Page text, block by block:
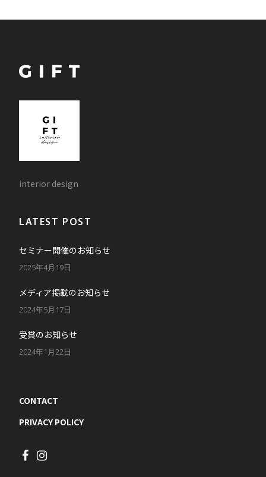
interior design
LATEST POST
セミナー開催のお知らせ
2025年4月19日
メディア掲載のお知らせ
2024年5月17日
受賞のお知らせ
2024年1月22日
CONTACT
PRIVACY POLICY